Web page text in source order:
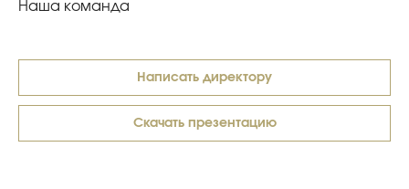
Наша команда
Написать директору
Скачать презентацию